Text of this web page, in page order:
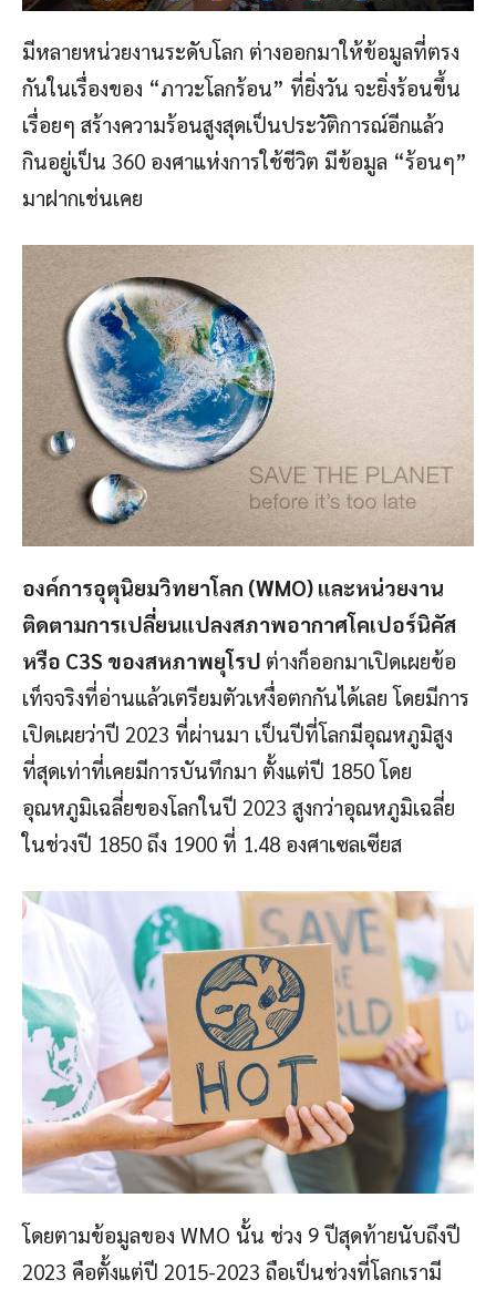
มีหลายหน่วยงานระดับโลก ต่างออกมาให้ข้อมูลที่ตรง
กันในเรื่องของ “ภาวะโลกร้อน” ที่ยิ่งวัน จะยิ่งร้อนขึ้น
เรื่อยๆ สร้างความร้อนสูงสุดเป็นประวัติการณ์อีกแล้ว
กินอยู่เป็น 360 องศาแห่งการใช้ชีวิต มีข้อมูล “ร้อนๆ”
มาฝากเช่นเคย
องค์การอุตุนิยมวิทยาโลก (WMO) และหน่วยงาน
ติดตามการเปลี่ยนแปลงสภาพอากาศโคเปอร์นิคัส
หรือ C3S ของสหภาพยุโรป ต่างก็ออกมาเปิดเผยข้อ
เท็จจริงที่อ่านแล้วเตรียมตัวเหงื่อตกกันได้เลย โดยมีการ
เปิดเผยว่าปี 2023 ที่ผ่านมา เป็นปีที่โลกมีอุณหภูมิสูง
ที่สุดเท่าที่เคยมีการบันทึกมา ตั้งแต่ปี 1850 โดย
อุณหภูมิเฉลี่ยของโลกในปี 2023 สูงกว่าอุณหภูมิเฉลี่ย
ในช่วงปี 1850 ถึง 1900 ที่ 1.48 องศาเซลเซียส
โดยตามข้อมูลของ WMO นั้น ช่วง 9 ปีสุดท้ายนับถึงปี
2023 คือตั้งแต่ปี 2015-2023 ถือเป็นช่วงที่โลกเรามี